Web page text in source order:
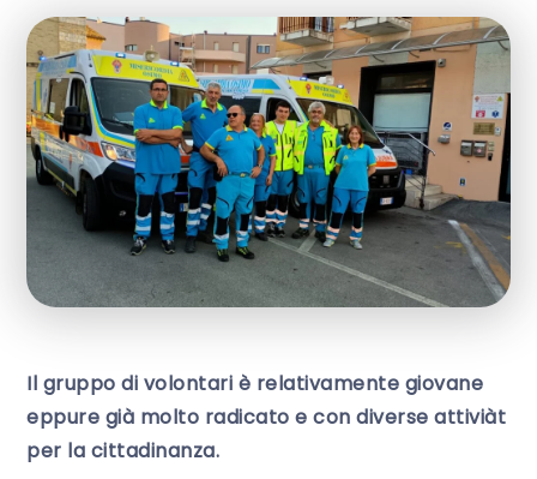
Il gruppo di volontari è relativamente giovane
eppure già molto radicato e con diverse attiviàt
per la cittadinanza.